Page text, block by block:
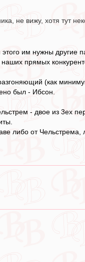
не вижу, хотя тут
им нужны другие
прямых
(как
был - Ибсон.
- двое из 3ех
либо от Чельстрема,